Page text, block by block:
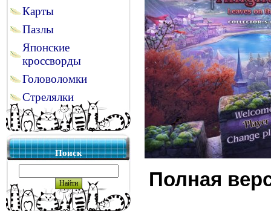
Карты
Пазлы
Японские
кроссворды
Головоломки
Стрелялки
Поиск
Полная